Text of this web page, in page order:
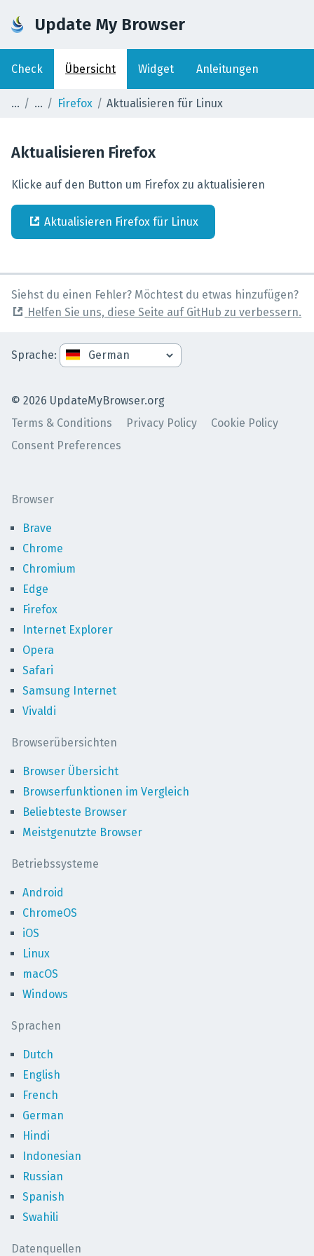
Update My Browser
Check Übersicht Widget Anleitungen
Firefox Aktualisieren für Linux
Aktualisieren Firefox
Klicke auf den Button um Firefox zu aktualisieren
Aktualisieren Firefox für Linux
Siehst du einen Fehler? Möchtest du etwas hinzufügen?
Helfen Sie uns, diese Seite auf GitHub zu verbessern.
© 2026 UpdateMyBrowser.org
Terms & Conditions
Privacy Policy
Cookie Policy
Consent Preferences
Sprache:
Browser
Brave
Chrome
Chromium
Edge
Firefox
Internet Explorer
Opera
Safari
Samsung Internet
Vivaldi
Browserübersichten
Browser Übersicht
Browserfunktionen im Vergleich
Beliebteste Browser
Meistgenutzte Browser
Betriebssysteme
Android
ChromeOS
iOS
Linux
macOS
Windows
Sprachen
Dutch
English
French
German
Hindi
Indonesian
Russian
Spanish
Swahili
Datenquellen